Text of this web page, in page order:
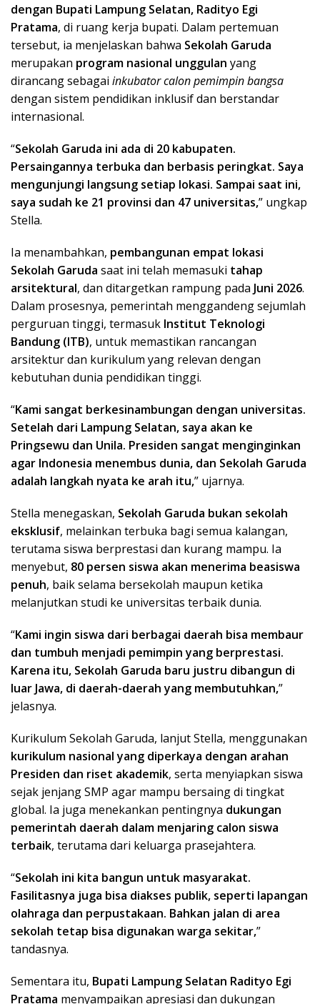
dengan Bupati Lampung Selatan, Radityo Egi
Pratama, di ruang kerja bupati. Dalam pertemuan
tersebut, ia menjelaskan bahwa Sekolah Garuda
merupakan program nasional unggulan yang
dirancang sebagai inkubator calon pemimpin bangsa
dengan sistem pendidikan inklusif dan berstandar
internasional.
“Sekolah Garuda ini ada di 20 kabupaten.
Persaingannya terbuka dan berbasis peringkat. Saya
mengunjungi langsung setiap lokasi. Sampai saat ini,
saya sudah ke 21 provinsi dan 47 universitas,” ungkap
Stella.
Ia menambahkan, pembangunan empat lokasi
Sekolah Garuda saat ini telah memasuki tahap
arsitektural, dan ditargetkan rampung pada Juni 2026.
Dalam prosesnya, pemerintah menggandeng sejumlah
perguruan tinggi, termasuk Institut Teknologi
Bandung (ITB), untuk memastikan rancangan
arsitektur dan kurikulum yang relevan dengan
kebutuhan dunia pendidikan tinggi.
“Kami sangat berkesinambungan dengan universitas.
Setelah dari Lampung Selatan, saya akan ke
Pringsewu dan Unila. Presiden sangat menginginkan
agar Indonesia menembus dunia, dan Sekolah Garuda
adalah langkah nyata ke arah itu,” ujarnya.
Stella menegaskan, Sekolah Garuda bukan sekolah
eksklusif, melainkan terbuka bagi semua kalangan,
terutama siswa berprestasi dan kurang mampu. Ia
menyebut, 80 persen siswa akan menerima beasiswa
penuh, baik selama bersekolah maupun ketika
melanjutkan studi ke universitas terbaik dunia.
“Kami ingin siswa dari berbagai daerah bisa membaur
dan tumbuh menjadi pemimpin yang berprestasi.
Karena itu, Sekolah Garuda baru justru dibangun di
luar Jawa, di daerah-daerah yang membutuhkan,”
jelasnya.
Kurikulum Sekolah Garuda, lanjut Stella, menggunakan
kurikulum nasional yang diperkaya dengan arahan
Presiden dan riset akademik, serta menyiapkan siswa
sejak jenjang SMP agar mampu bersaing di tingkat
global. Ia juga menekankan pentingnya dukungan
pemerintah daerah dalam menjaring calon siswa
terbaik, terutama dari keluarga prasejahtera.
“Sekolah ini kita bangun untuk masyarakat.
Fasilitasnya juga bisa diakses publik, seperti lapangan
olahraga dan perpustakaan. Bahkan jalan di area
sekolah tetap bisa digunakan warga sekitar,”
tandasnya.
Sementara itu, Bupati Lampung Selatan Radityo Egi
Pratama menyampaikan apresiasi dan dukungan